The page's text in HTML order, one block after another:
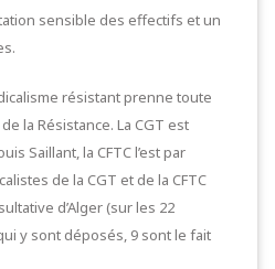
sensible des effectifs et un
résistant prenne toute
la Résistance. La CGT est
Saillant, la CFTC l’est par
de la CGT et de la CFTC
d’Alger (sur les 22
y sont déposés, 9 sont le fait